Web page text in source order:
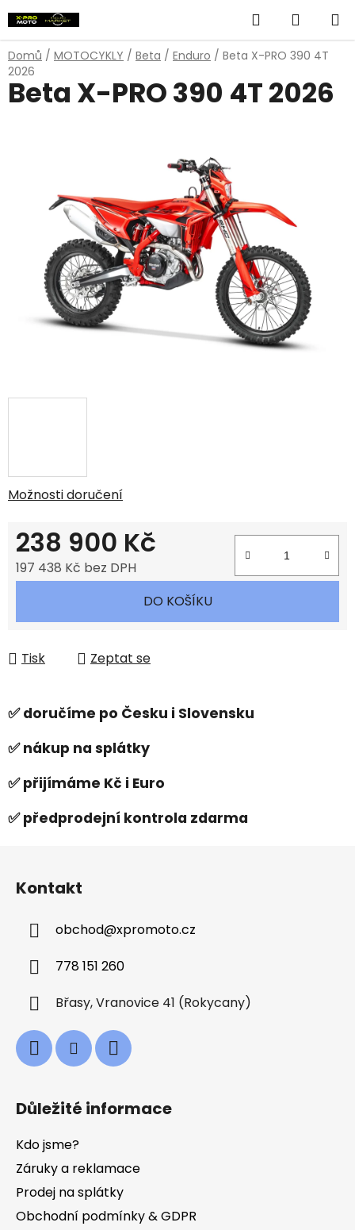
na
obsah
Hledat
KOŠÍK
Domů / MOTOCYKLY / Beta / Enduro / Beta X-PRO 390 4T
2026
Možnosti doručení
238 900 Kč
197 438 Kč bez DPH
DO KOŠÍKU
Tisk Zeptat se
Beta X-PRO 390 4T 2026
✅ doručíme po Česku i Slovensku
✅ nákup na splátky
✅ přijímáme Kč i Euro
✅ předprodejní kontrola zdarma
Kontakt
obchod@xpromoto.cz
778 151 260
Břasy, Vranovice 41 (Rokycany)
Důležité informace
Kdo jsme?
Záruky a reklamace
Prodej na splátky
Obchodní podmínky & GDPR